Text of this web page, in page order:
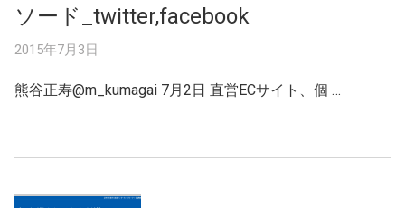
ソード_twitter,facebook
2015年7月3日
熊谷正寿‏@m_kumagai 7月2日 直営ECサイト、個 …